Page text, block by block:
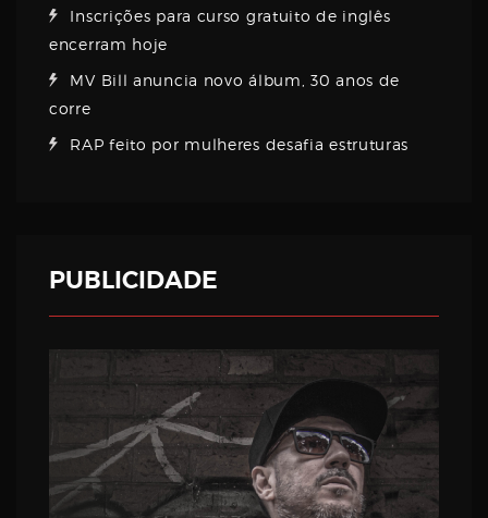
Inscrições para curso gratuito de inglês
encerram hoje
MV Bill anuncia novo álbum, 30 anos de
corre
RAP feito por mulheres desafia estruturas
PUBLICIDADE